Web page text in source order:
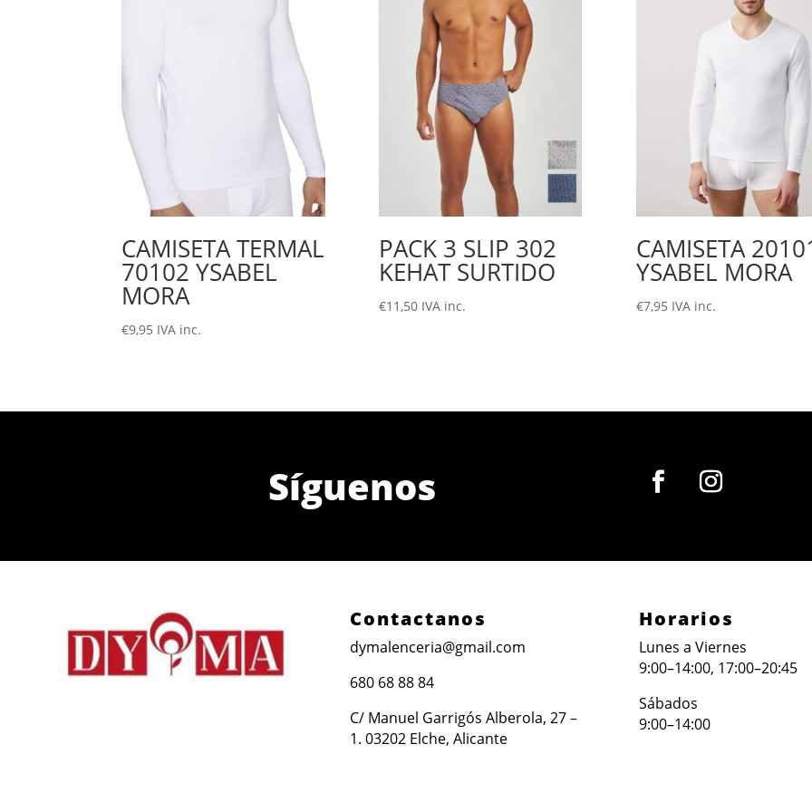
CAMISETA TERMAL
70102 YSABEL
MORA
€9,95 IVA inc.
PACK 3 SLIP 302
KEHAT SURTIDO
€11,50 IVA inc.
CAMISETA
YSABEL MORA
€7,95 IVA inc.
Síguenos
Contactanos
dymalenceria@gmail.com
680 68 88 84
C/ Manuel Garrigós Alberola, 27 –
1. 03202 Elche, Alicante
Horarios
Lunes a Viernes
9:00–14:00, 17:00–20:45
Sábados
9:00–14:00